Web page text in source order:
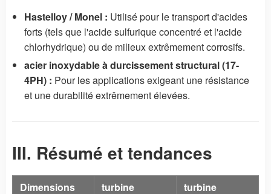
Hastelloy / Monel : Utilisé pour le transport d'acides
forts (tels que l'acide sulfurique concentré et l'acide
chlorhydrique) ou de milieux extrêmement corrosifs.
acier inoxydable à durcissement structural (17-
4PH) : Pour les applications exigeant une résistance
et une durabilité extrêmement élevées.
III. Résumé et tendances
Dimensions
turbine
turbine